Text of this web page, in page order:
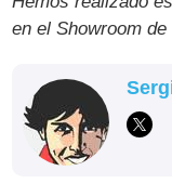
en el Showroom